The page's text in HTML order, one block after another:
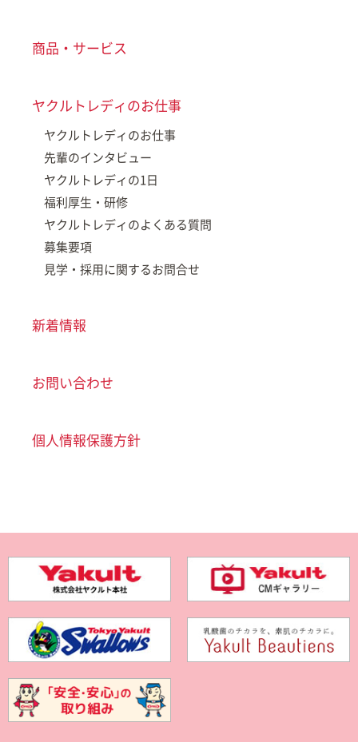
商品・サービス
ヤクルトレディのお仕事
ヤクルトレディのお仕事
先輩のインタビュー
ヤクルトレディの1日
福利厚生・研修
ヤクルトレディのよくある質問
募集要項
見学・採用に関するお問合せ
新着情報
お問い合わせ
個人情報保護方針